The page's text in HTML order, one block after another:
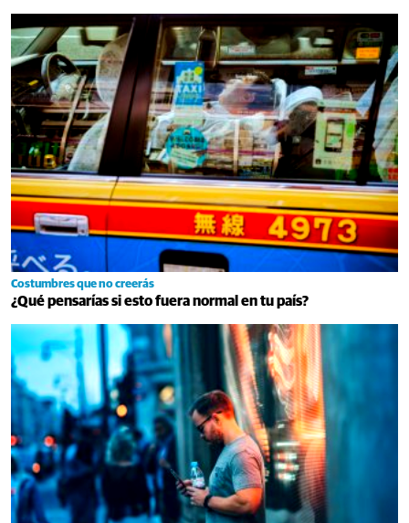
Costumbres que no creerás
¿Qué pensarías si esto fuera normal en tu país?